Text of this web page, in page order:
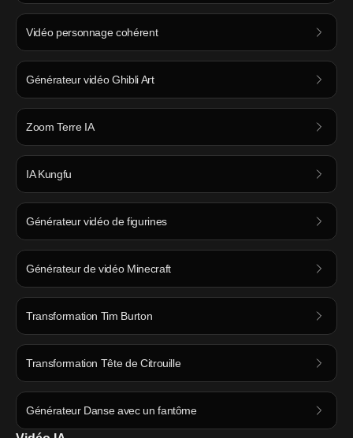
Vidéo personnage cohérent
Générateur vidéo Ghibli Art
Zoom Terre IA
IA Kungfu
Générateur vidéo de figurines
Générateur de vidéo Minecraft
Transformation Tim Burton
Transformation Tête de Citrouille
Générateur Danse avec un fantôme